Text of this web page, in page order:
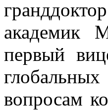
академик
первый
вопросам